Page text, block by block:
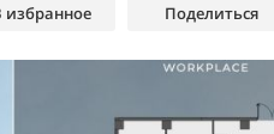
избранное Поделиться